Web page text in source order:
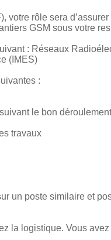
votre rôle sera
GSM sous votre
: Réseaux
(IMES)
:
le bon
travaux
un poste similaire et
la logistique. Vous